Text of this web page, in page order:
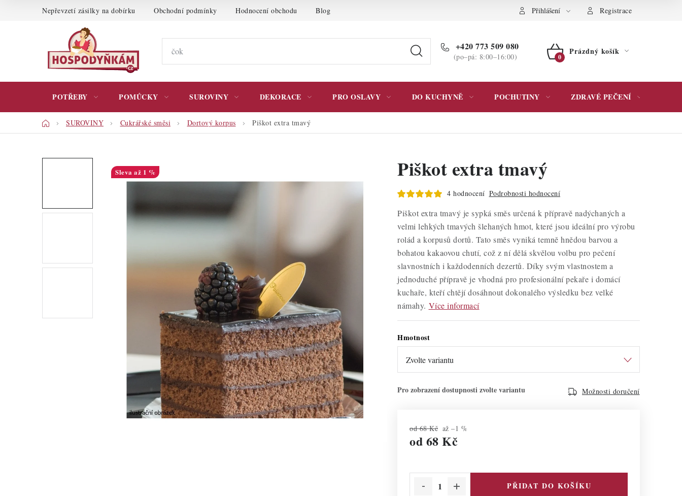
Nepřevzetí zásilky na dobírku Obchodní podmínky Hodnocení obchodu Blog Podmínky ochrany osobních údajů Přihlášení Registrace
+420 773 509 080
(po–pá: 8:00–16:00)
NÁKUPNÍ
Prázdný košík
POTŘEBY POMŮCKY SUROVINY DEKORACE PRO OSLAVY DO KUCHYNĚ POCHUTINY ZDRAVÉ PEČENÍ
DomůSUROVINY Cukrářské směsi Dortový korpus Piškot extra tmavý
Piškot extra tmavý
4 hodnocení Podrobnosti hodnocení
Piškot extra tmavý je sypká směs určená k přípravě nadýchaných a
velmi lehkých tmavých šlehaných hmot, které jsou ideální pro výrobu
rolád a korpusů dortů. Tato směs vyniká temně hnědou barvou a
bohatou kakaovou chutí, což z ní dělá skvělou volbu pro pečení
slavnostních i každodenních dezertů. Díky svým vlastnostem a
jednoduché přípravě je vhodná pro profesionální pekaře i domácí
kuchaře, kteří chtějí dosáhnout dokonalého výsledku bez velké
námahy. Více informací
Hmotnost
Možnosti doručení
od 68 Kč až –1 %
od 68 Kč
PŘIDAT DO KOŠÍKU
až 1 %